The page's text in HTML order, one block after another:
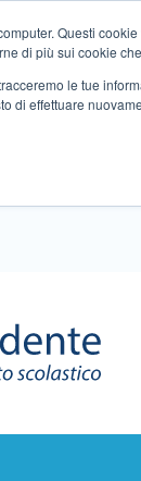
Questi
di più sui cookie
le tue
di effettuare